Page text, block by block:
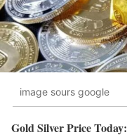
image sours google
Gold Silver Price Today: